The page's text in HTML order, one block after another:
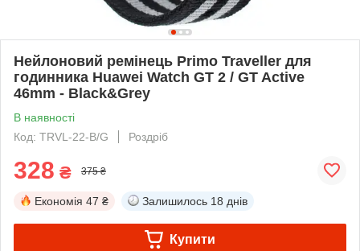
Нейлоновий ремінець Primo Traveller для
годинника Huawei Watch GT 2 / GT Active
46mm - Black&Grey
В наявності
Код: TRVL-22-B/G
Роздріб
328 ₴ 375 ₴
Економія 47 ₴ Залишилось 18 днів
Купити